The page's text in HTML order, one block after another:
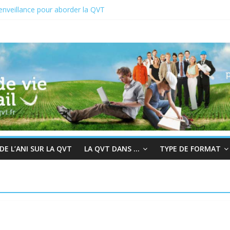
pour aborder la QVT
à la bienveillance
et QVT
L’ANI SUR LA QVT LA QVT DANS … TYPE DE FORMAT